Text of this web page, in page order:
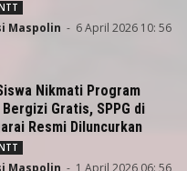
Maspolin - 6 April 2026 10: 56
Nikmati Program
Bergizi Gratis, SPPG di
Resmi Diluncurkan